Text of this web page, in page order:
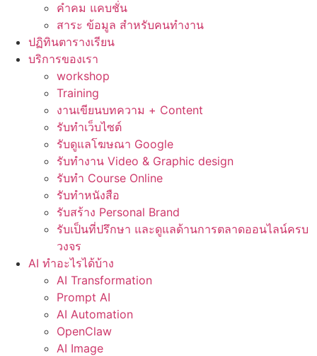
คำคม แคบชั่น
สาระ ข้อมูล สำหรับคนทำงาน
ปฏิทินตารางเรียน
บริการของเรา
workshop
Training
งานเขียนบทความ + Content
รับทำเว็บไซต์
รับดูแลโฆษณา Google
รับทำงาน Video & Graphic design
รับทำ Course Online
รับทำหนังสือ
รับสร้าง Personal Brand
รับเป็นที่ปรึกษา และดูแลด้านการตลาดออนไลน์ครบ
วงจร
AI ทำอะไรได้บ้าง
AI Transformation
Prompt AI
AI Automation
OpenClaw
AI Image